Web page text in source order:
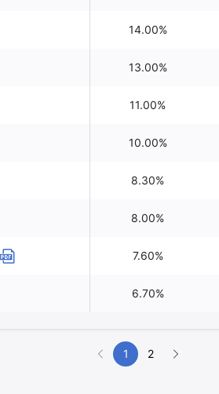
14.00%
13.00%
11.00%
10.00%
8.30%
8.00%
7.60%
6.70%
1 2